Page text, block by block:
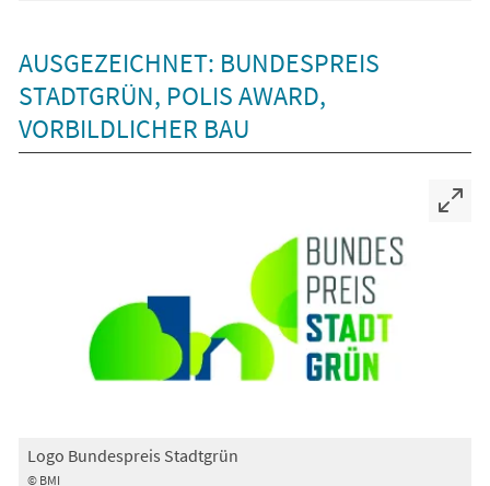
AUSGEZEICHNET: BUNDESPREIS
STADTGRÜN, POLIS AWARD,
VORBILDLICHER BAU
© BMI
Logo Bundespreis Stadtgrün